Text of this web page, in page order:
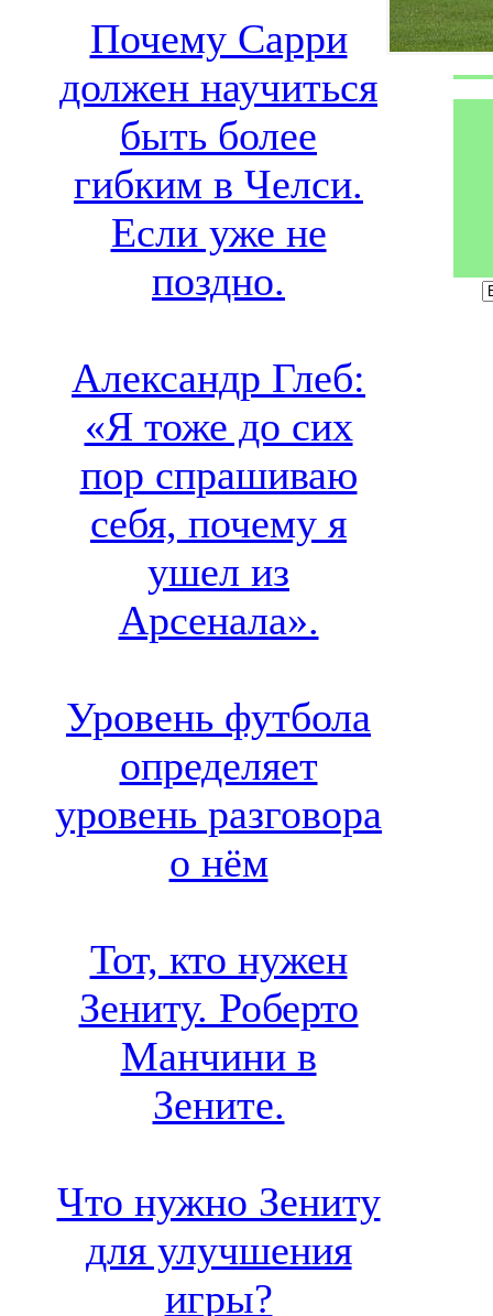
Почему Сарри
должен научиться
быть более
гибким в Челси.
Если уже не
поздно.
Александр Глеб:
«Я тоже до сих
пор спрашиваю
себя, почему я
ушел из
Арсенала».
Уровень футбола
определяет
уровень разговора
о нём
Тот, кто нужен
Зениту. Роберто
Манчини в
Зените.
Что нужно Зениту
для улучшения
игры?